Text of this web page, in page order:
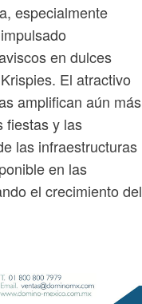
especialmente
en dulces
El atractivo
amplifican aún más
fiestas y las
las infraestructuras
en las
el crecimiento del